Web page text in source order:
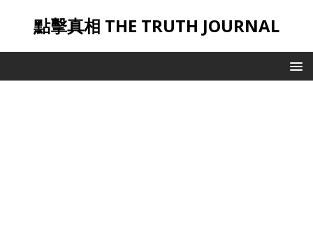
點擊真相 THE TRUTH JOURNAL